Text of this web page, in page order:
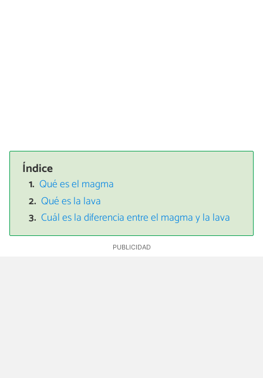
Índice
Qué es el magma
Qué es la lava
Cuál es la diferencia entre el magma y la lava